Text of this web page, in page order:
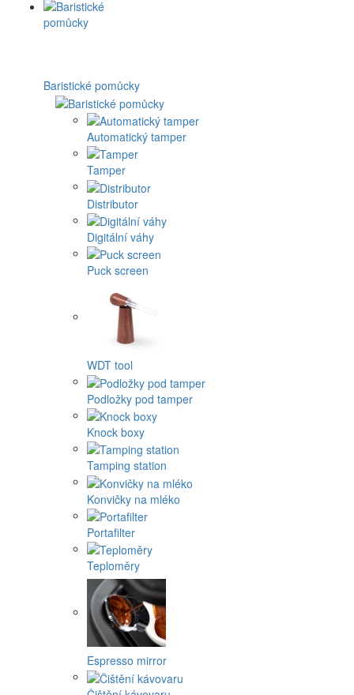
Baristické pomůcky
Automatický tamper
Tamper
Distributor
Digitální váhy
Puck screen
WDT tool
Podložky pod tamper
Knock boxy
Tamping station
Konvičky na mléko
Portafilter
Teploměry
Espresso mirror